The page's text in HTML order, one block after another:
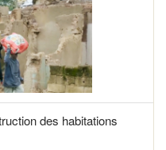
des habitations